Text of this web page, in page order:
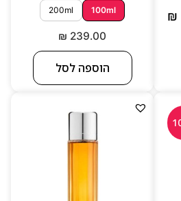
₪
100ml
200ml
₪ 239.00
הוספה לסל